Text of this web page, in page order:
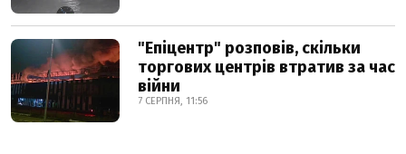
"Епіцентр" розповів, скільки
торгових центрів втратив за час
війни
7 СЕРПНЯ, 11:56